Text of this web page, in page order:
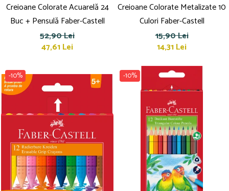
Creioane Colorate Acuarelă 24
Buc + Pensulă Faber-Castell
52,90 Lei
47,61 Lei
Creioane Colorate Metalizate 10
Culori Faber-Castell
15,90 Lei
14,31 Lei
-10% -10%